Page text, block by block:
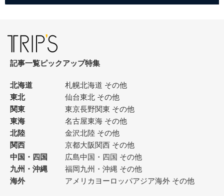
記事一覧ピックアップ特集
北海道 札幌北海道 その他
東北
仙台東北 その他
関東
東京長野関東 その他
東海
名古屋東海 その他
北陸
金沢北陸 その他
関西
京都大阪関西 その他
中国・四国
広島中国・四国 その他
九州・沖縄
福岡九州・沖縄 その他
海外
アメリカ ヨーロッパアジア海外 その他